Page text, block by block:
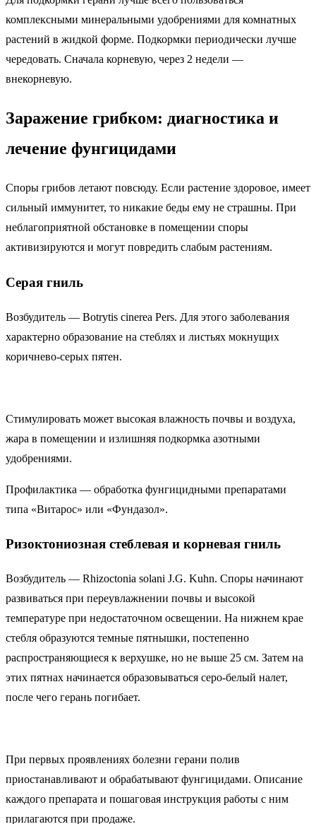
комплексными минеральными удобрениями для комнатных
растений в жидкой форме. Подкормки периодически лучше
чередовать. Сначала корневую, через 2 недели —
внекорневую.
Заражение грибком: диагностика и
лечение фунгицидами
Споры грибов летают повсюду. Если растение здоровое, имеет
сильный иммунитет, то никакие беды ему не страшны. При
неблагоприятной обстановке в помещении споры
активизируются и могут повредить слабым растениям.
Серая гниль
Возбудитель — Botrytis cinerea Pers. Для этого заболевания
характерно образование на стеблях и листьях мокнущих
коричнево-серых пятен.
Стимулировать может высокая влажность почвы и воздуха,
жара в помещении и излишняя подкормка азотными
удобрениями.
Профилактика — обработка фунгицидными препаратами
типа «Витарос» или «Фундазол».
Ризоктониозная стеблевая и корневая гниль
Возбудитель — Rhizoctonia solani J.G. Kuhn. Споры начинают
развиваться при переувлажнении почвы и высокой
температуре при недостаточном освещении. На нижнем крае
стебля образуются темные пятнышки, постепенно
распространяющиеся к верхушке, но не выше 25 см. Затем на
этих пятнах начинается образовываться серо-белый налет,
после чего герань погибает.
При первых проявлениях болезни герани полив
приостанавливают и обрабатывают фунгицидами. Описание
каждого препарата и пошаговая инструкция работы с ним
прилагаются при продаже.